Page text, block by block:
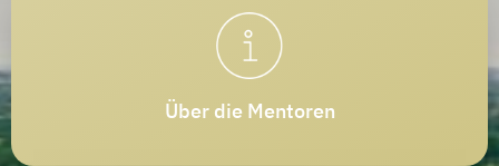
Über die Mentoren